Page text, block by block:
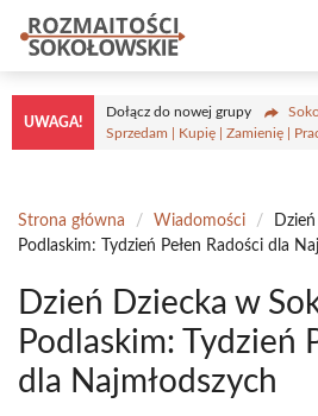
Przejdź
treści
UWAGA!
Dołącz do nowej grupy
Sprzedam | Kupię | Zamienię |
Strona główna / Wiadomości /
Podlaskim: Tydzień Pełen Radości dla
Dzień Dziecka w
Podlaskim: Tydzień
dla Najmłodszych